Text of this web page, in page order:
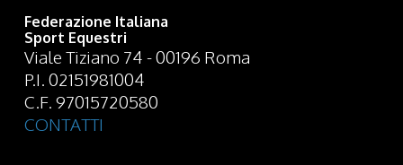
Federazione Italiana
Sport Equestri
Viale Tiziano 74 - 00196 Roma
P.I. 02151981004
C.F. 97015720580
CONTATTI